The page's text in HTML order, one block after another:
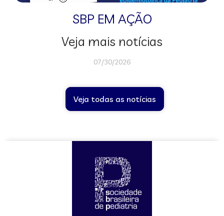
SBP EM AÇÃO
Veja mais notícias
07/30/2026
Veja todas as notícias